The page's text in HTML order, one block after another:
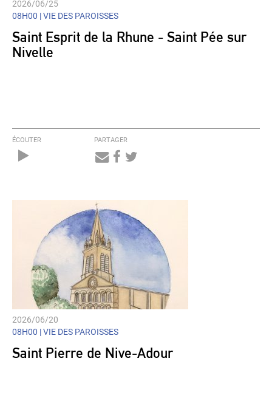
2026/06/25
08H00 |VIE DES PAROISSES
Saint Esprit de la Rhune - Saint Pée sur
Nivelle
ÉCOUTER PARTAGER
2026/06/20
08H00 |VIE DES PAROISSES
Saint Pierre de Nive-Adour